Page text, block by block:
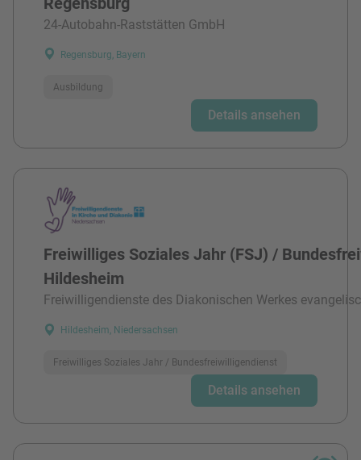
24-Autobahn-Raststätten GmbH
Regensburg, Bayern
Ausbildung
Details ansehen
Freiwilliges Soziales Jahr (FSJ) /
Hildesheim
Freiwilligendienste des Diakonischen Werkes
Hildesheim, Niedersachsen
Freiwilliges Soziales Jahr / Bundesfreiwilligendienst
Details ansehen